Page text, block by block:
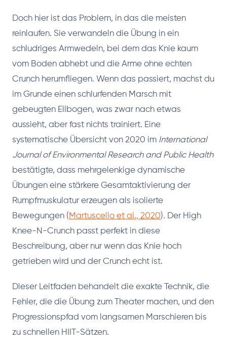
Doch hier ist das Problem, in das die meisten
reinlaufen. Sie verwandeln die Übung in ein
schludriges Armwedeln, bei dem das Knie kaum
vom Boden abhebt und die Arme ohne echten
Crunch herumfliegen. Wenn das passiert, machst du
im Grunde einen schlurfenden Marsch mit
gebeugten Ellbogen, was zwar nach etwas
aussieht, aber fast nichts trainiert. Eine
systematische Übersicht von 2020 im International
Journal of Environmental Research and Public Health
bestätigte, dass mehrgelenkige dynamische
Übungen eine stärkere Gesamtaktivierung der
Rumpfmuskulatur erzeugen als isolierte
Bewegungen ( Martuscello et al., 2020). Der High
Knee-N-Crunch passt perfekt in diese
Beschreibung, aber nur wenn das Knie hoch
getrieben wird und der Crunch echt ist.
Dieser Leitfaden behandelt die exakte Technik, die
Fehler, die die Übung zum Theater machen, und den
Progressionspfad vom langsamen Marschieren bis
zu schnellen HIIT-Sätzen.